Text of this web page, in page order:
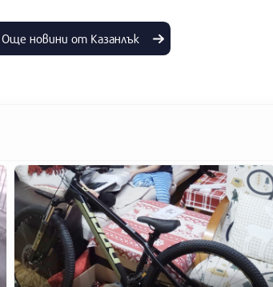
Още новини от Казанлък